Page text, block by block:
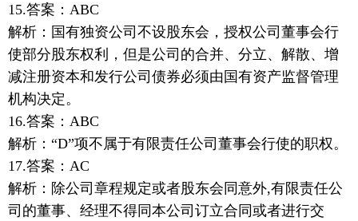
15.答案：ABC
解析：国有独资公司不设股东会，授权公司董事会行
使部分股东权利，但是公司的合并、分立、解散、增
减注册资本和发行公司债券必须由国有资产监督管理
机构决定。
16.答案：ABC
解析：“D”项不属于有限责任公司董事会行使的职权。
17.答案：AC
解析：除公司章程规定或者股东会同意外,有限责任公
司的董事、经理不得同本公司订立合同或者进行交